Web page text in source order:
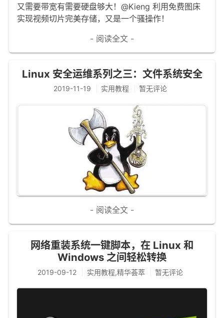
又需要带宽有需要硬盘够大！@Kieng 利用免费图床
实现视频切片完美存储，又是一个骚操作！
- 阅读全文 -
Linux 安全运维系列之三：文件系统安全
2019-11-19 实用教程 暂无评论
- 阅读全文 -
网络重装系统一键脚本，在 Linux 和
Windows 之间轻松转换
2019-09-12 实用教程,精华荟萃 暂无评论